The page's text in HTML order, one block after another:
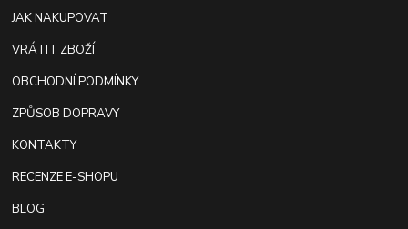
JAK NAKUPOVAT
VRÁTIT ZBOŽÍ
OBCHODNÍ PODMÍNKY
ZPŮSOB DOPRAVY
KONTAKTY
RECENZE E-SHOPU
BLOG